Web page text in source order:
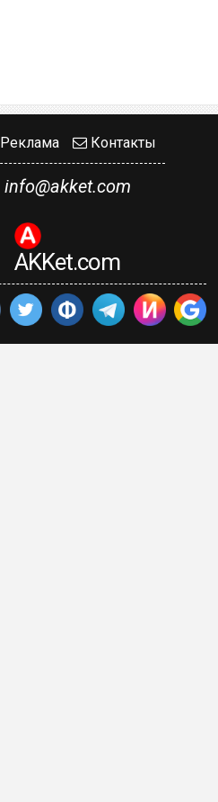
Реклама Контакты
info@akket.com
AKKet.com